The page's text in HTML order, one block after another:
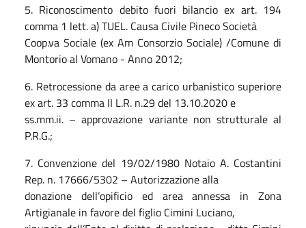
5. Riconoscimento debito fuori bilancio ex art. 194
comma 1 lett. a) TUEL. Causa Civile Pineco Società
Coop.va Sociale (ex Am Consorzio Sociale) /Comune di
Montorio al Vomano - Anno 2012;
6. Retrocessione da aree a carico urbanistico superiore
ex art. 33 comma II L.R. n.29 del 13.10.2020 e
ss.mm.ii. – approvazione variante non strutturale al
P.R.G.;
7. Convenzione del 19/02/1980 Notaio A. Costantini
Rep. n. 17666/5302 – Autorizzazione alla
donazione dell’opificio ed area annessa in Zona
Artigianale in favore del figlio Cimini Luciano,